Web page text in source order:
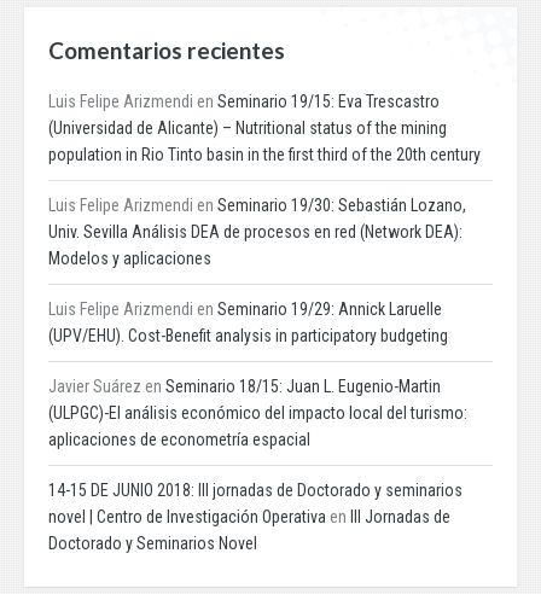
Comentarios recientes
Luis Felipe Arizmendi en Seminario 19/15: Eva Trescastro
(Universidad de Alicante) – Nutritional status of the mining
population in Rio Tinto basin in the first third of the 20th century
Luis Felipe Arizmendi en Seminario 19/30: Sebastián Lozano,
Univ. Sevilla Análisis DEA de procesos en red (Network DEA):
Modelos y aplicaciones
Luis Felipe Arizmendi en Seminario 19/29: Annick Laruelle
(UPV/EHU). Cost-Benefit analysis in participatory budgeting
Javier Suárez en Seminario 18/15: Juan L. Eugenio-Martin
(ULPGC)-El análisis económico del impacto local del turismo:
aplicaciones de econometría espacial
14-15 DE JUNIO 2018: III jornadas de Doctorado y seminarios
novel | Centro de Investigación Operativa en
III Jornadas de
Doctorado y Seminarios Novel